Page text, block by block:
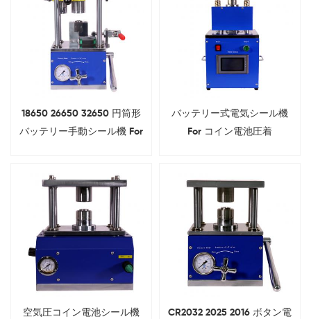
18650 26650 32650 円筒形
バッテリー手動シール機 For
バッテリー式電気シール機
For コイン電池圧着
空気圧コイン電池シール機
CR2032 2025 2016 ボタン電